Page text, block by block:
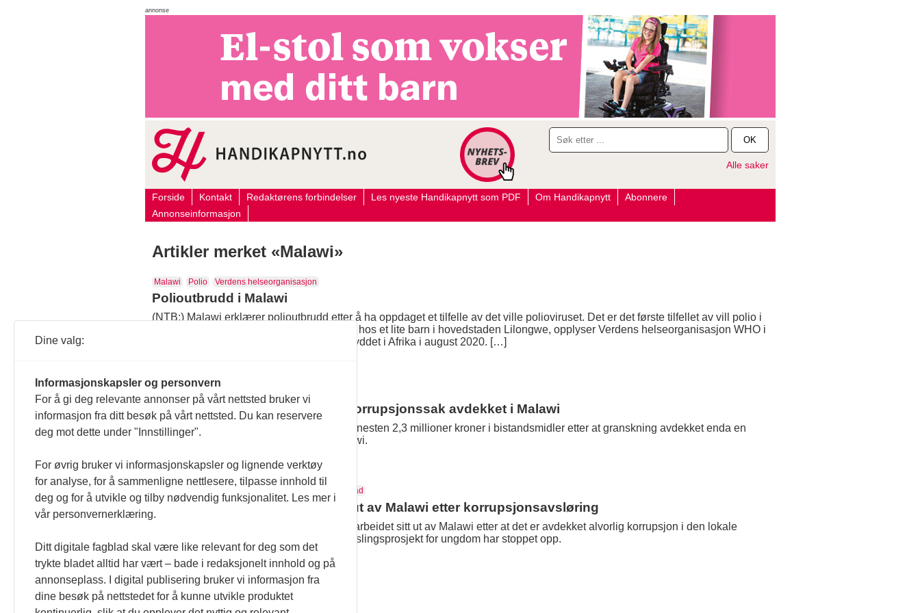
annonse
OK
Alle saker
Forside Kontakt Redaktørens forbindelser Les nyeste Handikapnytt som PDF Om Handikapnytt
Abonnere
Annonseinformasjon
Artikler merket «Malawi»
Malawi Polio Verdens helseorganisasjon
Polioutbrudd i Malawi
(NTB:) Malawi erklærer polioutbrudd etter å ha oppdaget et tilfelle av det ville polioviruset. Det er det første tilfellet av vill polio i
Afrika på mer enn fem år. Smitten er påvist hos et lite barn i hovedstaden Lilongwe, opplyser Verdens helseorganisasjon WHO i
en pressemelding. Polio ble erklært for utryddet i Afrika i august 2020. […]
Atlas-alliansen Bistand
NHF får Norad-kritikk: Enda en korrupsjonssak avdekket i Malawi
Totalt har Handikapforbundet tilbakebetalt nesten 2,3 millioner kroner i bistandsmidler etter at granskning avdekket enda en
korrupsjonssak knyttet til prosjekter i Malawi.
Norad
Handikapforbundet trekker seg ut av Malawi etter korrupsjonsavsløring
Norges Handikapforbund trekker bistandsarbeidet sitt ut av Malawi etter at det er avdekket alvorlig korrupsjon i den lokale
samarbeidsorganisasjonen. Også et utvekslingsprosjekt for ungdom har stoppet opp.
Dine valg:
Informasjonskapsler og personvern
For å gi deg relevante annonser på vårt nettsted bruker vi
informasjon fra ditt besøk på vårt nettsted. Du kan reservere
deg mot dette under "Innstillinger".
For øvrig bruker vi informasjonskapsler og lignende verktøy
for analyse, for å sammenligne nettlesere, tilpasse innhold til
deg og for å utvikle og tilby nødvendig funksjonalitet. Les mer i
vår personvernerklæring.
Ditt digitale fagblad skal være like relevant for deg som det
trykte bladet alltid har vært – bade i redaksjonelt innhold og på
annonseplass. I digital publisering bruker vi informasjon fra
dine besøk på nettstedet for å kunne utvikle produktet